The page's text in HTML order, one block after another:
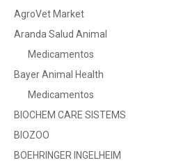
AgroVet Market
Aranda Salud Animal
Medicamentos
Bayer Animal Health
Medicamentos
BIOCHEM CARE SISTEMS
BIOZOO
BOEHRINGER INGELHEIM